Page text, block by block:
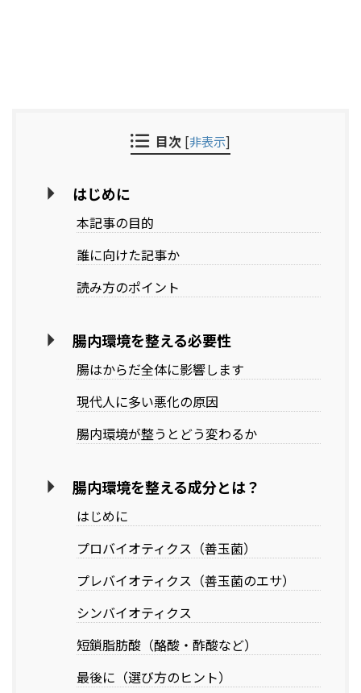
目次 [非表示]
はじめに
本記事の目的
誰に向けた記事か
読み方のポイント
腸内環境を整える必要性
腸はからだ全体に影響します
現代人に多い悪化の原因
腸内環境が整うとどう変わるか
腸内環境を整える成分とは？
はじめに
プロバイオティクス（善玉菌）
プレバイオティクス（善玉菌のエサ）
シンバイオティクス
短鎖脂肪酸（酪酸・酢酸など）
最後に（選び方のヒント）